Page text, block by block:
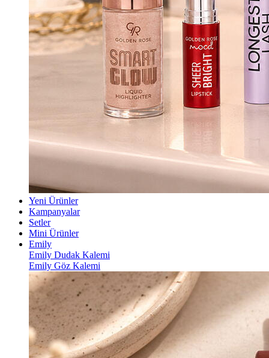
Yeni Ürünler
Kampanyalar
Setler
Mini Ürünler
Emily
Emily Dudak Kalemi
Emily Göz Kalemi